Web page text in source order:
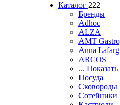
Каталог 222
Бренды
Adhoc
ALZA
AMT
Anna Lafarg
ARCOS
... Показать
Посуда
Сковороды
Сотейники